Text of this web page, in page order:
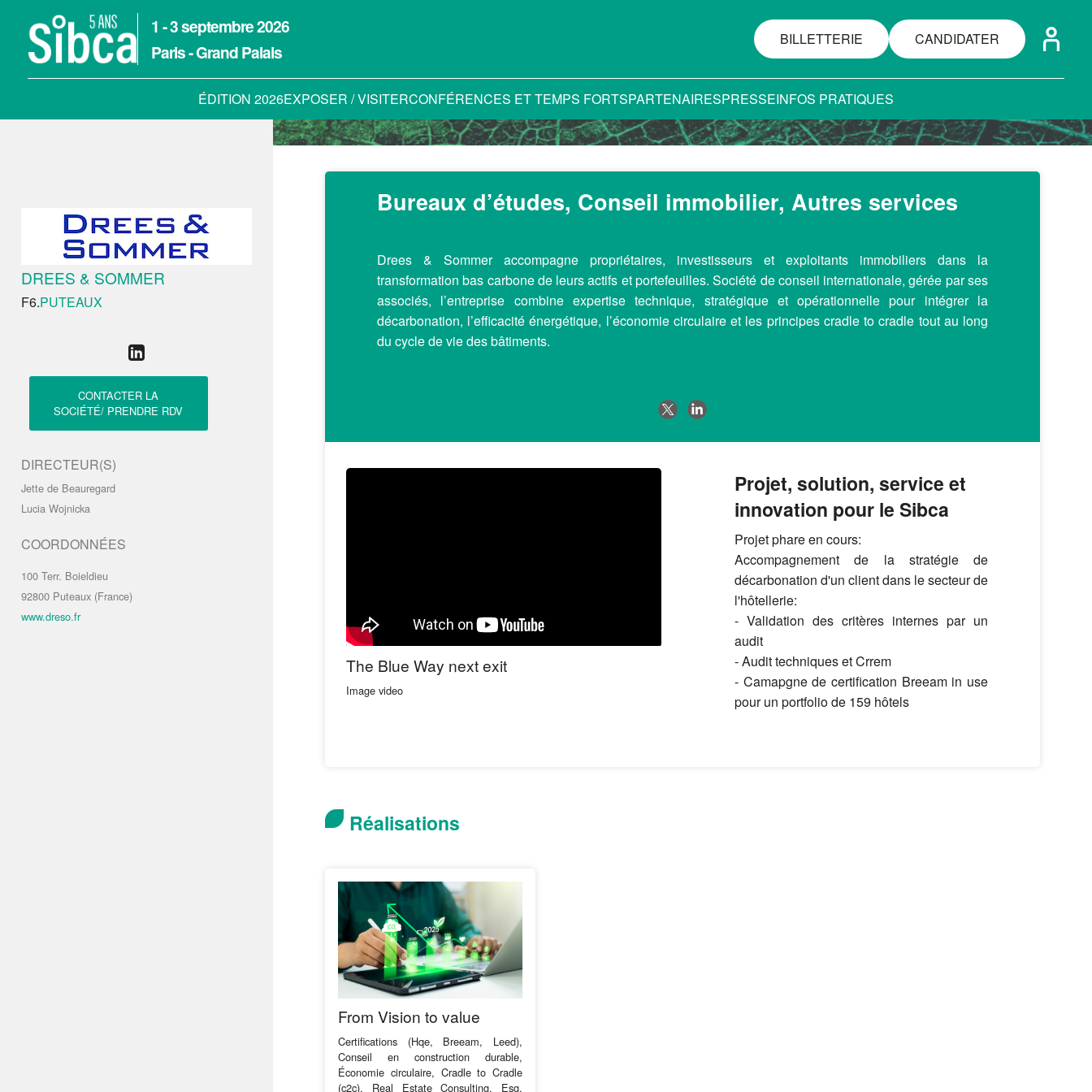
1 - 3 septembre 2026
Paris - Grand Palais
BILLETTERIE CANDIDATER
ÉDITION 2026EXPOSER / VISITERCONFÉRENCES ET TEMPS FORTSPARTENAIRESPRESSEINFOS PRATIQUES
DREES & SOMMER
F6.PUTEAUX
CONTACTER LA
SOCIÉTÉ/ PRENDRE RDV
DIRECTEUR(S)
Jette de Beauregard
Lucia Wojnicka
COORDONNÉES
100 Terr. Boieldieu
92800 Puteaux (France)
www.dreso.fr
Bureaux d’études, Conseil immobilier, Autres services
Drees & Sommer accompagne propriétaires, investisseurs et exploitants immobiliers dans la
transformation bas carbone de leurs actifs et portefeuilles. Société de conseil internationale, gérée par ses
associés, l’entreprise combine expertise technique, stratégique et opérationnelle pour intégrer la
décarbonation, l’efficacité énergétique, l’économie circulaire et les principes cradle to cradle tout au long
du cycle de vie des bâtiments.
The Blue Way next exit
Image video
Projet, solution, service et
innovation pour le Sibca
Projet phare en cours:
Accompagnement de la stratégie de
décarbonation d'un client dans le secteur de
l'hôtellerie:
- Validation des critères internes par un
audit
- Audit techniques et Crrem
- Camapgne de certification Breeam in use
pour un portfolio de 159 hôtels
Réalisations
From Vision to value
Certifications (Hqe, Breeam, Leed),
Conseil en construction durable,
Économie circulaire, Cradle to Cradle
(c2c), Real Estate Consulting, Esg,